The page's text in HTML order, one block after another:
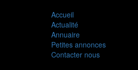
Accueil
Actualité
Annuaire
Petites annonces
Contacter nous